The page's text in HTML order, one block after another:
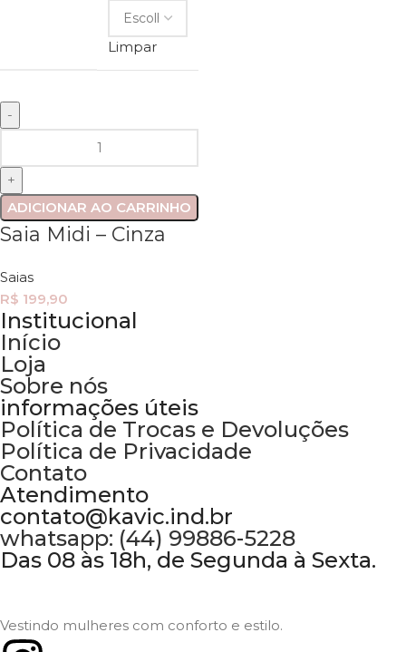
Limpar
ADICIONAR AO CARRINHO
Saia Midi – Cinza
Saias
R$ 199,90
Institucional
Início
Loja
Sobre nós
informações úteis
Política de Trocas e Devoluções
Política de Privacidade
Contato
Atendimento
contato@kavic.ind.br
whatsapp: (44) 99886-5228
Das 08 às 18h, de Segunda à Sexta.
Vestindo mulheres com conforto e estilo.